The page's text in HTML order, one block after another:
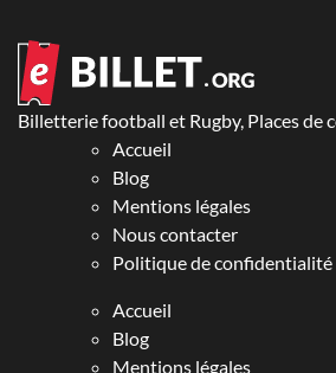
Billetterie football et Rugby, Places de
Accueil
Blog
Mentions légales
Nous contacter
Politique de confidentialité
Accueil
Blog
Mentions légales